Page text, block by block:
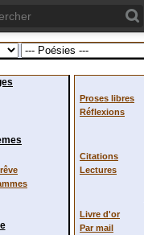
Proses libres
Réflexions
Citations
Lectures
Livre d'or
Par mail